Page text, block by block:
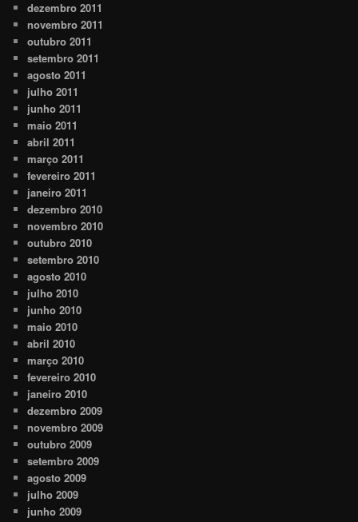
dezembro 2011
novembro 2011
outubro 2011
setembro 2011
agosto 2011
julho 2011
junho 2011
maio 2011
abril 2011
março 2011
fevereiro 2011
janeiro 2011
dezembro 2010
novembro 2010
outubro 2010
setembro 2010
agosto 2010
julho 2010
junho 2010
maio 2010
abril 2010
março 2010
fevereiro 2010
janeiro 2010
dezembro 2009
novembro 2009
outubro 2009
setembro 2009
agosto 2009
julho 2009
junho 2009